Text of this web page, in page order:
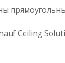
Ceiling